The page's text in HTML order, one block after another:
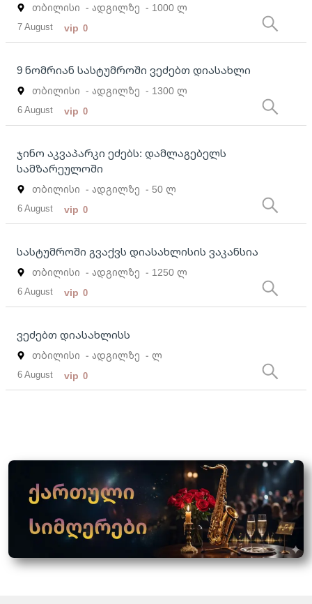
თბილისი - ადგილზე - 1000 ლ
7 August vip 0
9 ნომრიან სასტუმროში ვეძებთ დიასახლი
თბილისი - ადგილზე - 1300 ლ
6 August vip 0
ჯინო აკვაპარკი ეძებს: დამლაგებელს
სამზარეულოში
თბილისი - ადგილზე - 50 ლ
6 August vip 0
სასტუმროში გვაქვს დიასახლისის ვაკანსია
თბილისი - ადგილზე - 1250 ლ
6 August vip 0
ვეძებთ დიასახლისს
თბილისი - ადგილზე - ლ
6 August vip 0